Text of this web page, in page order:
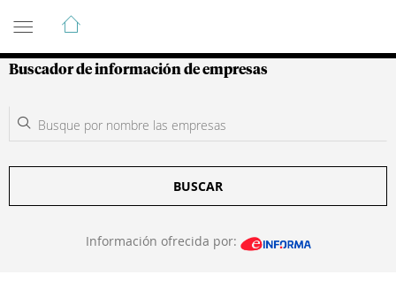
Guía de Empresas Colombianas
Buscador de información de empresas
BUSCAR
Información ofrecida por: